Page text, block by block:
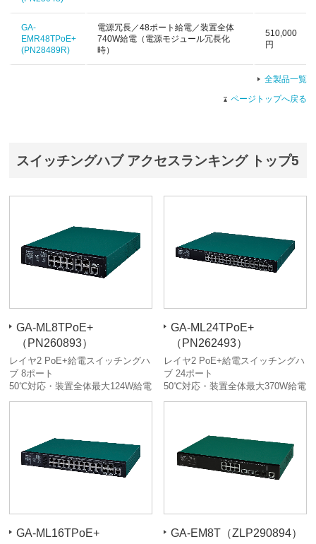
GA-
EMR48TPoE+
(PN28489R)
電源冗長／48ポート給電／装置全体
740W給電（電源モジュール冗長化
時）
510,000
円
全製品一覧
ページトップへ戻る
スイッチングハブ アクセスランキング トップ5
GA-ML8TPoE+
（PN260893）
レイヤ2 PoE+給電スイッチングハ
ブ 8ポート
50℃対応・装置全体最大124W給電
GA-ML24TPoE+
（PN262493）
レイヤ2 PoE+給電スイッチングハ
ブ 24ポート
50℃対応・装置全体最大370W給電
GA-ML16TPoE+
GA-EM8T（ZLP290894）